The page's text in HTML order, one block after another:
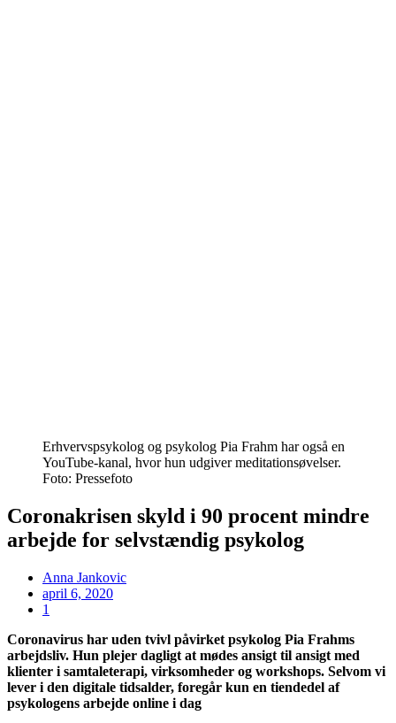
Erhvervspsykolog og psykolog Pia Frahm har også en
YouTube-kanal, hvor hun udgiver meditationsøvelser.
Foto: Pressefoto
Coronakrisen skyld i 90 procent mindre
arbejde for selvstændig psykolog
Anna Jankovic
april 6, 2020
1
Coronavirus har uden tvivl påvirket psykolog Pia Frahms
arbejdsliv. Hun plejer dagligt at mødes ansigt til ansigt med
klienter i samtaleterapi, virksomheder og workshops. Selvom vi
lever i den digitale tidsalder, foregår kun en tiendedel af
psykologens arbejde online i dag